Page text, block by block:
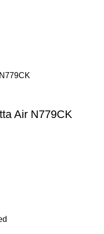
Air N779CK